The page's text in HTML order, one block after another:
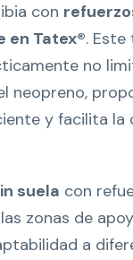
con
en Tatex®.
no
neopreno,
y facilita la
suela con
zonas de
a